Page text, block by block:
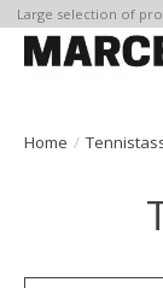
Large selection of
Home /